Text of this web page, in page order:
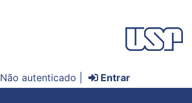
Não autenticado | Entrar